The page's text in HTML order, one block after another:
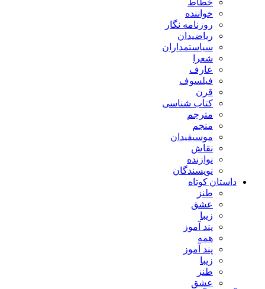
خطاط
خواننده
روزنامه نگار
ریاضیدان
سیاستمداران
شعرا
عارف
فیلسوف
قرن
کتاب شناسی
مترجم
منجم
موسیقیدان
نقاش
نوازنده
نویسندگان
داستان کوتاه
طنز
عشق
زیبا
پند آموز
همه
پند آموز
زیبا
طنز
عشق